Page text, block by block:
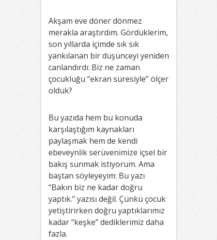
Akşam eve döner dönmez
merakla araştırdım. Gördüklerim,
son yıllarda içimde sık sık
yankılanan bir düşünceyi yeniden
canlandırdı: Biz ne zaman
çocukluğu “ekran süresiyle” ölçer
olduk?
Bu yazıda hem bu konuda
karşılaştığım kaynakları
paylaşmak hem de kendi
ebeveynlik serüvenimize içsel bir
bakış sunmak istiyorum. Ama
baştan söyleyeyim: Bu yazı
“Bakın biz ne kadar doğru
yaptık.” yazısı değil. Çünkü çocuk
yetiştirirken doğru yaptıklarımız
kadar “keşke” dediklerimiz daha
fazla.